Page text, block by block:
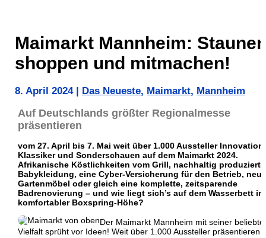
Maimarkt Mannheim:
shoppen und mitmachen!
8. April 2024| Das Neueste, Maimarkt, Mannheim
Auf Deutschlands größter Regionalmesse
präsentieren
vom 27. April bis 7. Mai weit über 1.000 Aussteller
Klassiker und Sonderschauen auf dem Maimarkt 2024.
Afrikanische Köstlichkeiten vom Grill, nachhaltig produzierte
Babykleidung, eine Cyber-Versicherung für den Betrieb, neue
Gartenmöbel oder gleich eine komplette, zeitsparende
Badrenovierung – und wie liegt sich’s auf dem Wasserbett in
komfortabler Boxspring-Höhe?
Der Maimarkt Mannheim mit seiner
Vielfalt sprüht vor Ideen! Weit über 1.000 Aussteller präsentieren